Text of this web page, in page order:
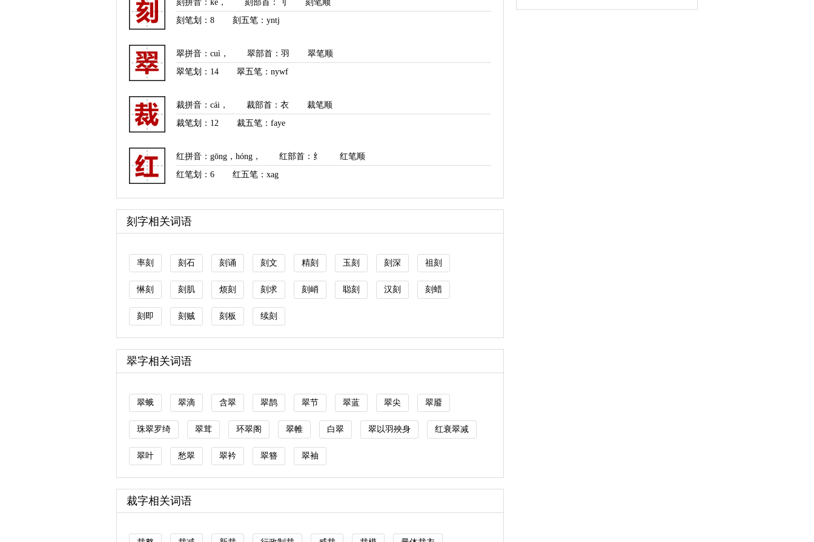
刻拼音 ： kè ， 刻部首 ：刂
刻笔顺
刻笔划： 8 刻五笔：yntj
翠拼音 ： cuì ， 翠部首 ：羽
翠笔顺
翠笔划： 14 翠五笔：nywf
裁拼音 ： cái ， 裁部首 ：衣
裁笔顺
裁笔划： 12 裁五笔：faye
红拼音 ： gōng ， hóng ， 红部首 ：纟
红笔顺
红笔划： 6 红五笔：xag
刻字相关词语
率刻 刻石 刻诵 刻文 精刻 玉刻 刻深 祖刻
惏刻 刻肌 烦刻 刻求 刻峭 聪刻 汉刻 刻蜡
刻即 刻贼 刻板 续刻
翠字相关词语
翠蛾 翠滴 含翠 翠鹊 翠节 翠蓝 翠尖 翠靥
珠翠罗绮 翠茸 环翠阁 翠帷 白翠 翠以羽殃身 红衰翠减
翠叶 愁翠 翠衿 翠簪 翠袖
裁字相关词语